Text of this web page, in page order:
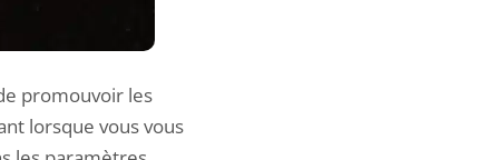
promouvoir les
lorsque vous vous